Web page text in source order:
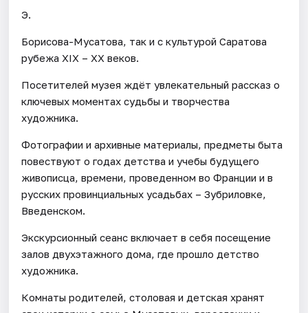
Э.
Борисова-Мусатова, так и с культурой Саратова
рубежа XIХ – ХХ веков.
Посетителей музея ждёт увлекательный рассказ о
ключевых моментах судьбы и творчества
художника.
Фотографии и архивные материалы, предметы быта
повествуют о годах детства и учебы будущего
живописца, времени, проведенном во Франции и в
русских провинциальных усадьбах – Зубриловке,
Введенском.
Экскурсионный сеанс включает в себя посещение
залов двухэтажного дома, где прошло детство
художника.
Комнаты родителей, столовая и детская хранят